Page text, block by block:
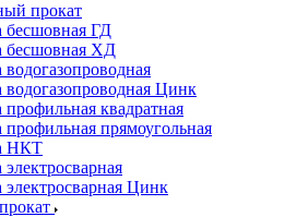
прокат
бесшовная ГД
бесшовная ХД
водогазопроводная
водогазопроводная Цинк
профильная квадратная
профильная прямоугольная
НКТ
электросварная
электросварная Цинк